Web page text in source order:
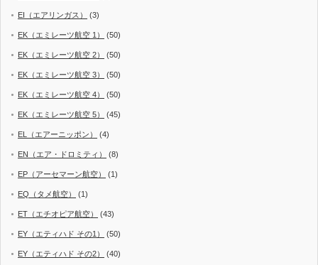
EI（エアリンガス） (3)
EK（エミレーツ航空 1） (50)
EK（エミレーツ航空 2） (50)
EK（エミレーツ航空 3） (50)
EK（エミレーツ航空 4） (50)
EK（エミレーツ航空 5） (45)
EL（エアーニッポン） (4)
EN（エア・ドロミティ） (8)
EP（アーセマーン航空） (1)
EQ（タメ航空） (1)
ET（エチオピア航空） (43)
EY（エティハド その1） (50)
EY（エティハド その2） (40)